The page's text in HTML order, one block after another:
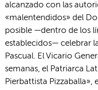
alcanzado con las
«malentendidos» del
posible —dentro de los
establecidos— celebrar
Pascual. El Vicario
semanas, el Patriarca
Pierbattista